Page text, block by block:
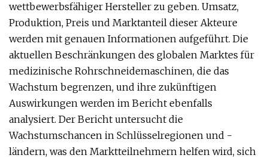
wettbewerbsfähiger Hersteller zu geben. Umsatz,
Produktion, Preis und Marktanteil dieser Akteure
werden mit genauen Informationen aufgeführt. Die
aktuellen Beschränkungen des globalen Marktes für
medizinische Rohrschneidemaschinen, die das
Wachstum begrenzen, und ihre zukünftigen
Auswirkungen werden im Bericht ebenfalls
analysiert. Der Bericht untersucht die
Wachstumschancen in Schlüsselregionen und -
ländern, was den Marktteilnehmern helfen wird, sich